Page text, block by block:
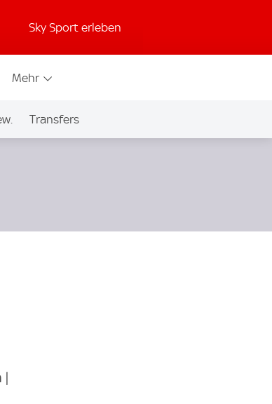
Sky Sport erleben
Mehr
Transfers
|